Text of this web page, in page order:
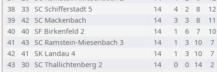
38
33 SC Schifferstadt 5 14 4 2 8
12
39
42 SC Mackenbach 14 3 3 8
11
40
40 SF Birkenfeld 2 14 1 6 7
10
41
43 SC Ramstein-Miesenbach 3 14 1 3 10
7
42
41 SK Landau 4 14 1 3 10
7
43
30 SC Thallichtenberg 2 14 0 0 14 2